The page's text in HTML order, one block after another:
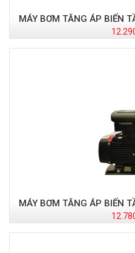
MÁY BƠM TĂNG ÁP BIẾN
MÁY BƠM TĂNG ÁP BIẾN